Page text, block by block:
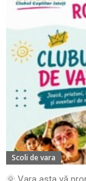
Scoli de vara